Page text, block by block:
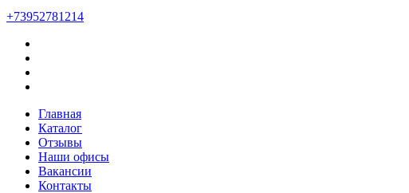
+73952781214
Главная
Каталог
Отзывы
Наши офисы
Вакансии
Контакты